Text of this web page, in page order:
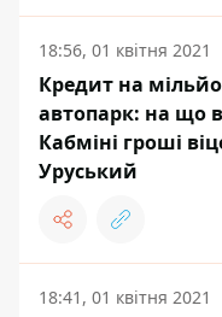
18:56, 01 квітня 2021
Кредит на
автопарк: на що
Кабміні гроші
Уруський
18:41, 01 квітня 2021